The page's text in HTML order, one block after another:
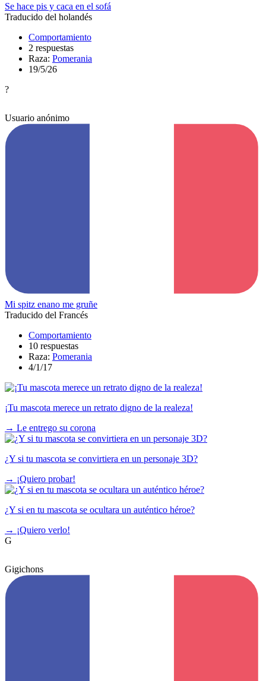
Se hace pis y caca en el sofá
Traducido del holandés
Comportamiento
2 respuestas
Raza: Pomerania
19/5/26
?
Usuario anónimo
Mi spitz enano me gruñe
Traducido del Francés
Comportamiento
10 respuestas
Raza: Pomerania
4/1/17
¡Tu mascota merece un retrato digno de la realeza!
→ Le entrego su corona
¿Y si tu mascota se convirtiera en un personaje 3D?
→ ¡Quiero probar!
¿Y si en tu mascota se ocultara un auténtico héroe?
→ ¡Quiero verlo!
G
Gigichons